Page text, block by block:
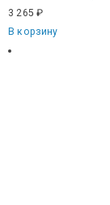
3 265₽
В корзину